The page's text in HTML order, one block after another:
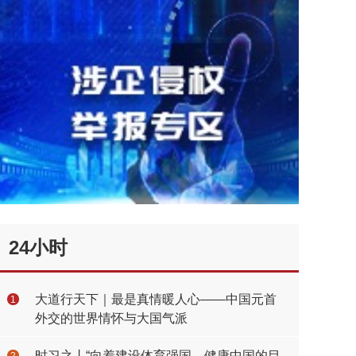
24小时
1
大道行天下｜最是真情暖人心——中国元首
外交的世界情怀与大国气派